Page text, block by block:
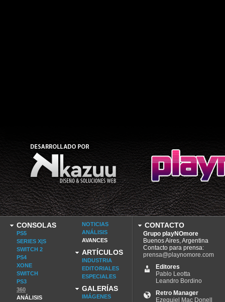
CONSOLAS
PS5
SERIES X|S
SWITCH 2
PS4
XONE
SWITCH
PS3
360
ANÁLISIS
NOTICIAS
ANÁLISIS
AVANCES
ARTÍCULOS
INDUSTRIA
EDITORIALES
ESPECIALES
GALERÍAS
IMÁGENES
CONTACTO
Grupo playNOmore
Buenos Aires, Argentina
Contacto para prensa:
prensa@playnomore.com
Editores
Pablo Leotta
Leandro Bordino
Retro Manager
Ezequiel Mac Donell